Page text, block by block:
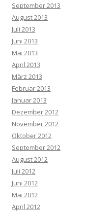
September 2013
August 2013
Juli 2013
Juni 2013
Mai 2013
April 2013
März 2013
Februar 2013
Januar 2013
Dezember 2012
November 2012
Oktober 2012
September 2012
August 2012
Juli 2012
Juni 2012
Mai 2012
April 2012